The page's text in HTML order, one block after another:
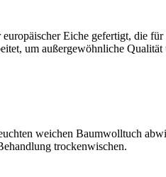
Eiche gefertigt, die
um außergewöhnliche
weichen Baumwolltuch
trockenwischen.